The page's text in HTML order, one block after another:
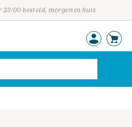
23:00 besteld, morgen in huis